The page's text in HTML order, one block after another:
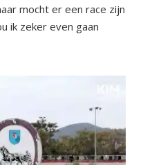
mocht er een race zijn
ik zeker even gaan